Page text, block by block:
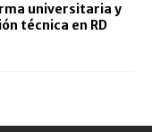
universitaria y
técnica en RD